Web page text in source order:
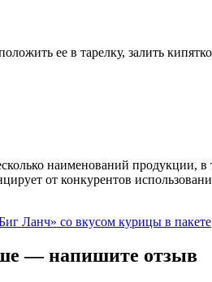
ее в тарелку, залить
наименований
от конкурентов
— напишите отзыв